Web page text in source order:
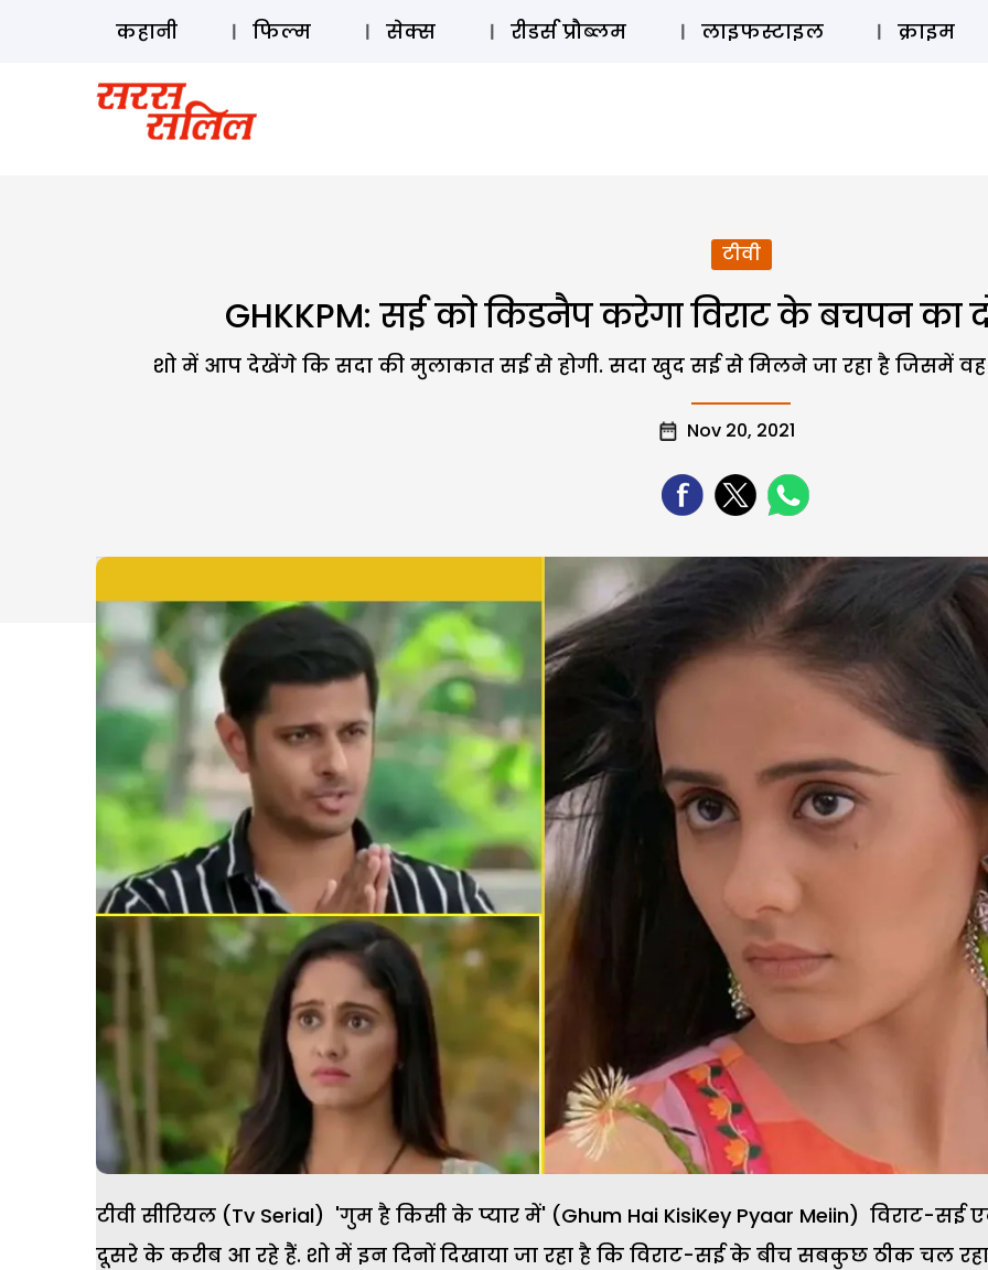
ऑडियो
कहानी फिल्म सेक्स रीडर्स प्रौब्लम लाइफस्टाइल क्राइम
टीवी
GHKKPM: सई को किडनैप करेगा विराट के बचपन का
शो में आप देखेंगे कि सदा की मुलाकात सई से होगी. सदा खुद सई से मिलने जा रहा है जिसमें
Nov 20, 2021
टीवी सीरियल (Tv Serial) 'गुम है किसी के प्यार में' (Ghum Hai KisiKey Pyaar Meiin) विराट-सई
दूसरे के करीब आ रहे हैं. शो में इन दिनों दिखाया जा रहा है कि विराट-सई के बीच सबकुछ ठीक चल